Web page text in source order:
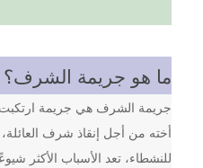
ما هو جريمة الشرف؟
جريمة الشرف هي جريمة
أخته من أجل إنقاذ شرف
للنشطاء، تعد الأسباب الأكثر